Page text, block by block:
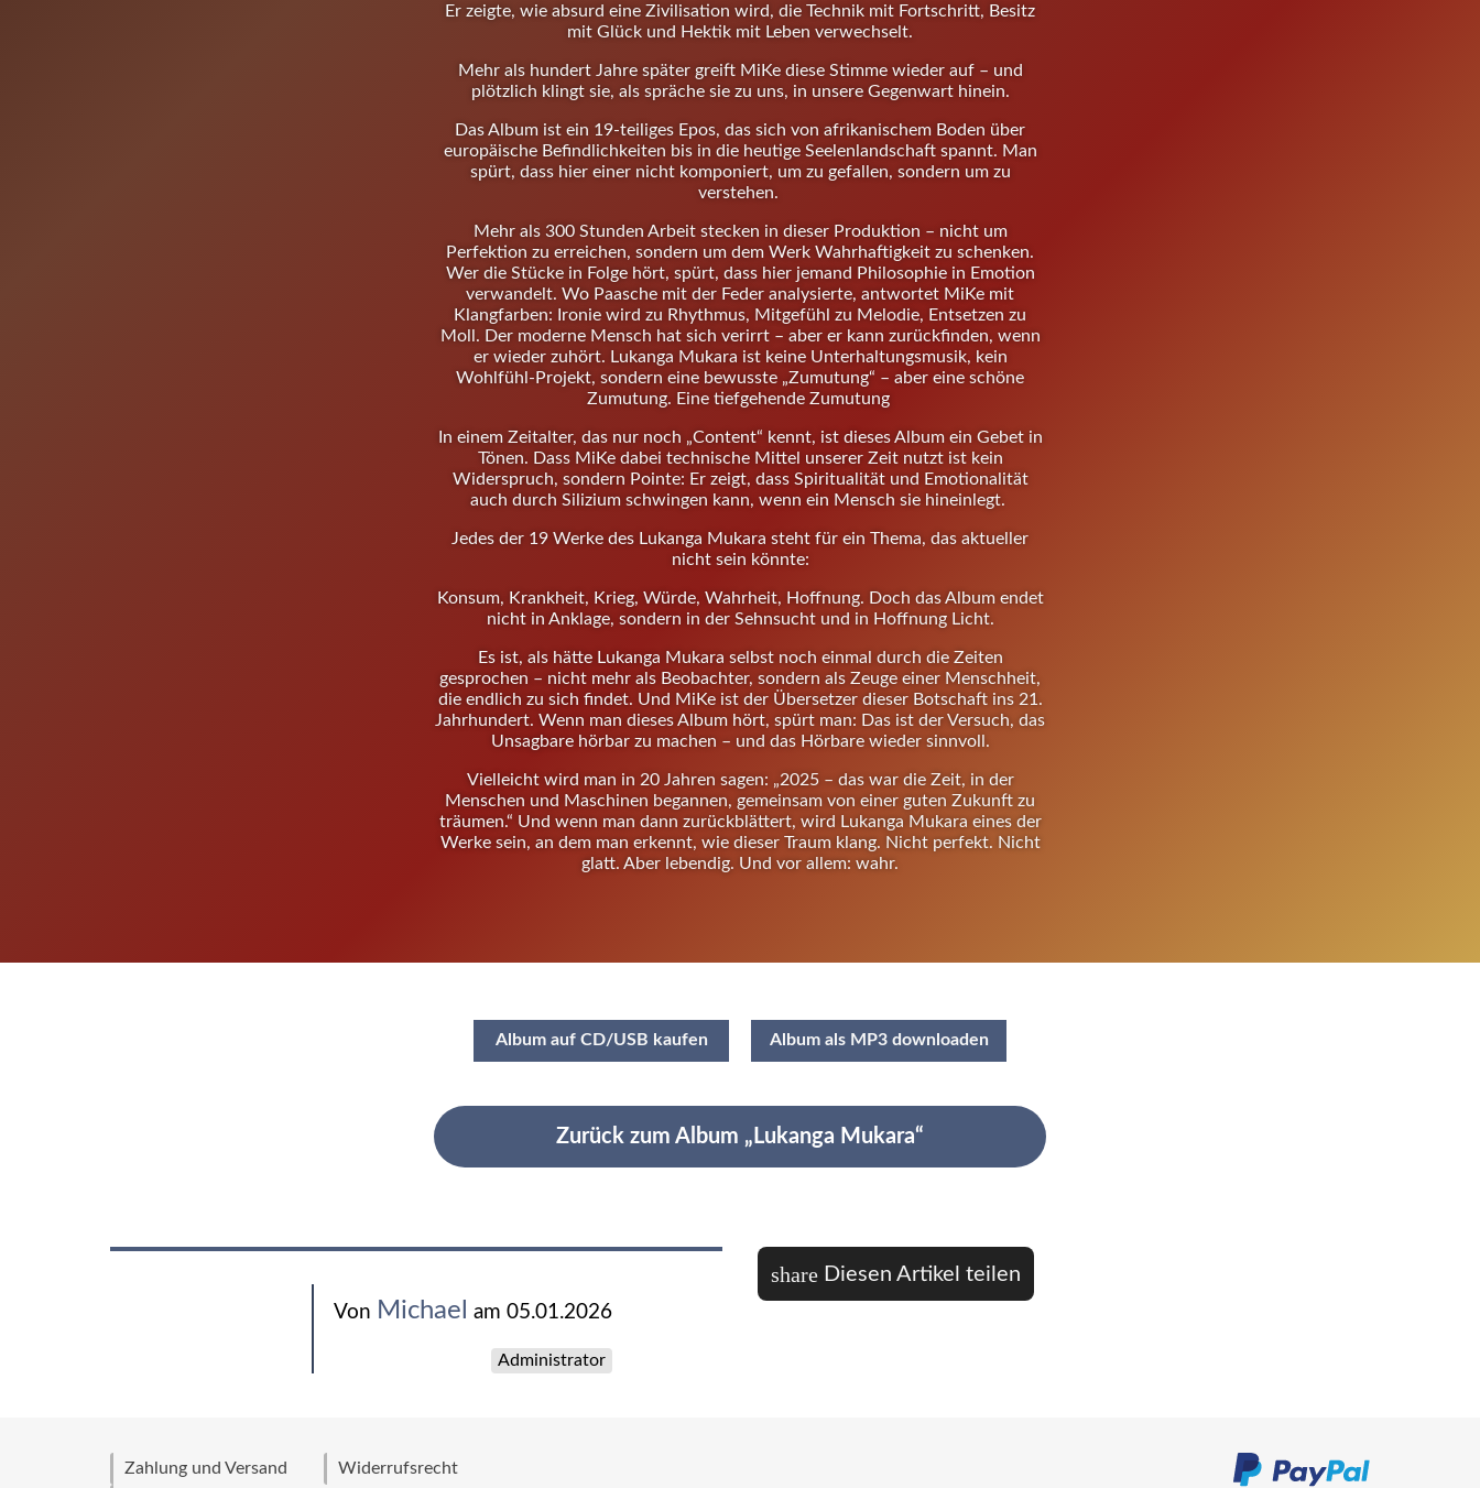
Er zeigte, wie absurd eine Zivilisation wird, die Technik mit Fortschritt, Besitz
mit Glück und Hektik mit Leben verwechselt.
Mehr als hundert Jahre später greift MiKe diese Stimme wieder auf – und
plötzlich klingt sie, als spräche sie zu uns, in unsere Gegenwart hinein.
Das Album ist ein 19-teiliges Epos, das sich von afrikanischem Boden über
europäische Befindlichkeiten bis in die heutige Seelenlandschaft spannt. Man
spürt, dass hier einer nicht komponiert, um zu gefallen, sondern um zu
verstehen.
Mehr als 300 Stunden Arbeit stecken in dieser Produktion – nicht um
Perfektion zu erreichen, sondern um dem Werk Wahrhaftigkeit zu schenken.
Wer die Stücke in Folge hört, spürt, dass hier jemand Philosophie in Emotion
verwandelt. Wo Paasche mit der Feder analysierte, antwortet MiKe mit
Klangfarben: Ironie wird zu Rhythmus, Mitgefühl zu Melodie, Entsetzen zu
Moll. Der moderne Mensch hat sich verirrt – aber er kann zurückfinden, wenn
er wieder zuhört. Lukanga Mukara ist keine Unterhaltungsmusik, kein
Wohlfühl-Projekt, sondern eine bewusste „Zumutung“ – aber eine schöne
Zumutung. Eine tiefgehende Zumutung
In einem Zeitalter, das nur noch „Content“ kennt, ist dieses Album ein Gebet in
Tönen. Dass MiKe dabei technische Mittel unserer Zeit nutzt ist kein
Widerspruch, sondern Pointe: Er zeigt, dass Spiritualität und Emotionalität
auch durch Silizium schwingen kann, wenn ein Mensch sie hineinlegt.
Jedes der 19 Werke des Lukanga Mukara steht für ein Thema, das aktueller
nicht sein könnte:
Konsum, Krankheit, Krieg, Würde, Wahrheit, Hoffnung. Doch das Album endet
nicht in Anklage, sondern in der Sehnsucht und in Hoffnung Licht.
Es ist, als hätte Lukanga Mukara selbst noch einmal durch die Zeiten
gesprochen – nicht mehr als Beobachter, sondern als Zeuge einer Menschheit,
die endlich zu sich findet. Und MiKe ist der Übersetzer dieser Botschaft ins 21.
Jahrhundert. Wenn man dieses Album hört, spürt man: Das ist der Versuch, das
Unsagbare hörbar zu machen – und das Hörbare wieder sinnvoll.
Vielleicht wird man in 20 Jahren sagen: „2025 – das war die Zeit, in der
Menschen und Maschinen begannen, gemeinsam von einer guten Zukunft zu
träumen.“ Und wenn man dann zurückblättert, wird Lukanga Mukara eines der
Werke sein, an dem man erkennt, wie dieser Traum klang. Nicht perfekt. Nicht
glatt. Aber lebendig. Und vor allem: wahr.
Album auf CD/USB kaufen Album als MP3 downloaden
Zurück zum Album „Lukanga Mukara“
Von Michael am 05.01.2026
Administrator
share Diesen Artikel teilen
Zahlung und Versand Widerrufsrecht